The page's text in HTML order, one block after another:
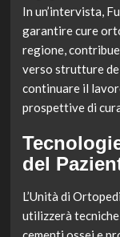
In un’intervista,
garantire cure
regione,
verso strutture
continuare il
prospettive di
del
L’Unità di
utilizzerà